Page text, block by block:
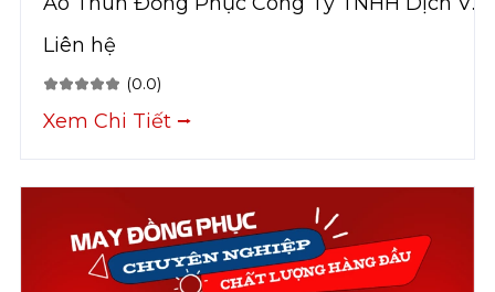
Tin Học Cao Hưng Ý
Liên hệ
(0.0)
Xem Chi Tiết ⭢